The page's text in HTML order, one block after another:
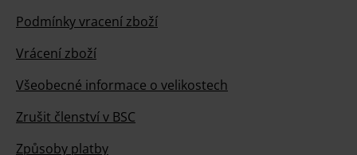
Podmínky vracení zboží
Vrácení zboží
Všeobecné informace o velikostech
Zrušit členství v BSC
Způsoby platby